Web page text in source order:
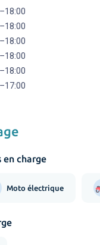
en charge
Moto électrique